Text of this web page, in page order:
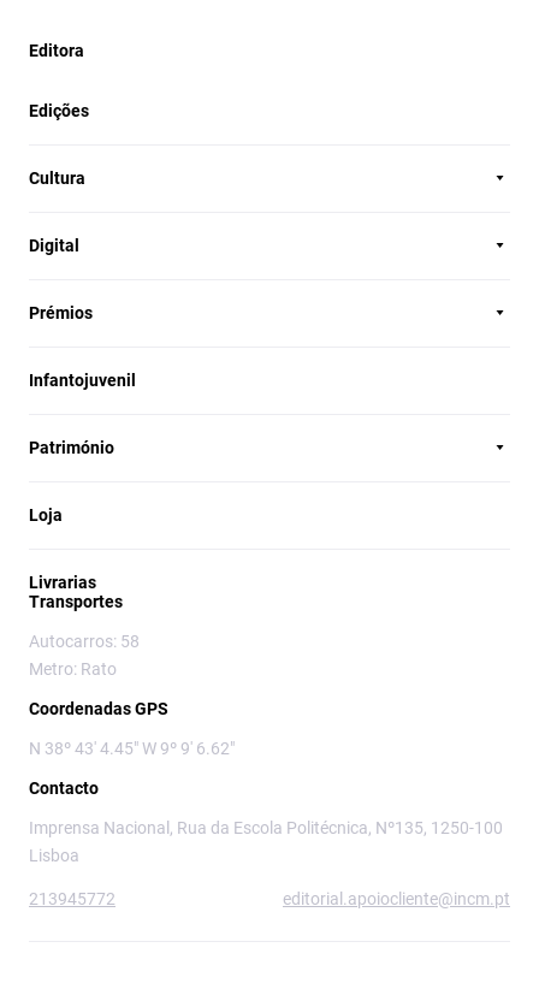
Editora
Edições
Cultura
Digital
Prémios
Infantojuvenil
Património
Loja
Livrarias
Transportes
Autocarros: 58
Metro: Rato
Coordenadas GPS
N 38º 43' 4.45" W 9º 9' 6.62"
Contacto
Imprensa Nacional, Rua da Escola Politécnica, Nº135, 1250-100
Lisboa
213945772 editorial.apoiocliente@incm.pt